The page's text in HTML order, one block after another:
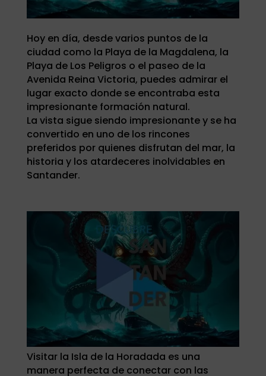
Hoy en día, desde varios puntos de la
ciudad como la Playa de la Magdalena, la
Playa de Los Peligros o el paseo de la
Avenida Reina Victoria, puedes admirar el
lugar exacto donde se encontraba esta
impresionante formación natural.
La vista sigue siendo impresionante y se ha
convertido en uno de los rincones
preferidos por quienes disfrutan del mar, la
historia y los atardeceres inolvidables en
Santander.
Visitar la Isla de la Horadada es una
manera perfecta de conectar con las